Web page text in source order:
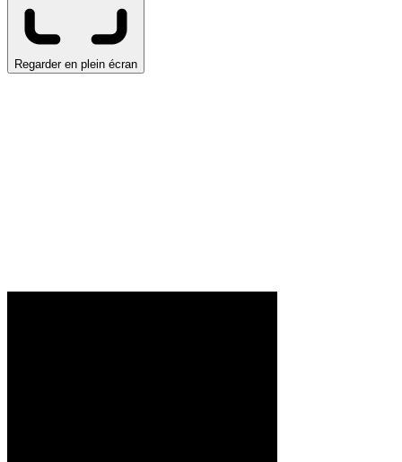
Regarder en plein écran